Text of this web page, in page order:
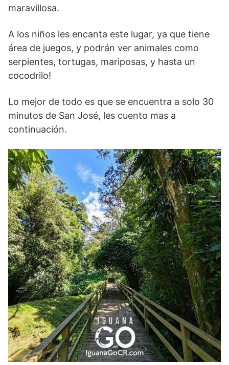
maravillosa.
A los niños les encanta este lugar, ya que tiene
área de juegos, y podrán ver animales como
serpientes, tortugas, mariposas, y hasta un
cocodrilo!
Lo mejor de todo es que se encuentra a solo 30
minutos de San José, les cuento mas a
continuación.